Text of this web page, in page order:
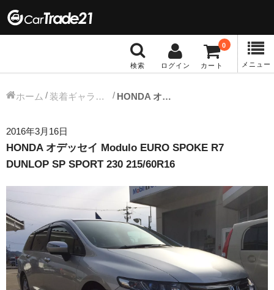
検索 ログイン カート
0
メニュー
冬タイヤホイール
13インチ：冬タイヤホイール
14インチ：冬タイヤホイール
15インチ：冬タイヤホイール
16インチ：冬タイヤホイール
17インチ：冬タイヤホイール
ホーム 装着ギャラリー HONDA オデッセイ Modulo EURO SPOKE R7 DUNLOP SP SPORT 230 215/60R16
2016年3月16日
HONDA オデッセイ Modulo EURO SPOKE R7
DUNLOP SP SPORT 230 215/60R16